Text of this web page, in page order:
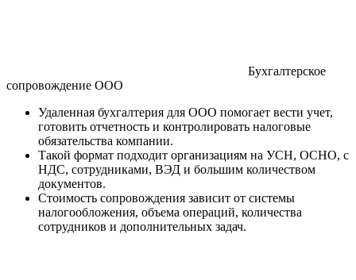
Бухгалтерское
сопровождение ООО
Удаленная бухгалтерия для ООО помогает вести учет,
готовить отчетность и контролировать налоговые
обязательства компании.
Такой формат подходит организациям на УСН, ОСНО, с
НДС, сотрудниками, ВЭД и большим количеством
документов.
Стоимость сопровождения зависит от системы
налогообложения, объема операций, количества
сотрудников и дополнительных задач.